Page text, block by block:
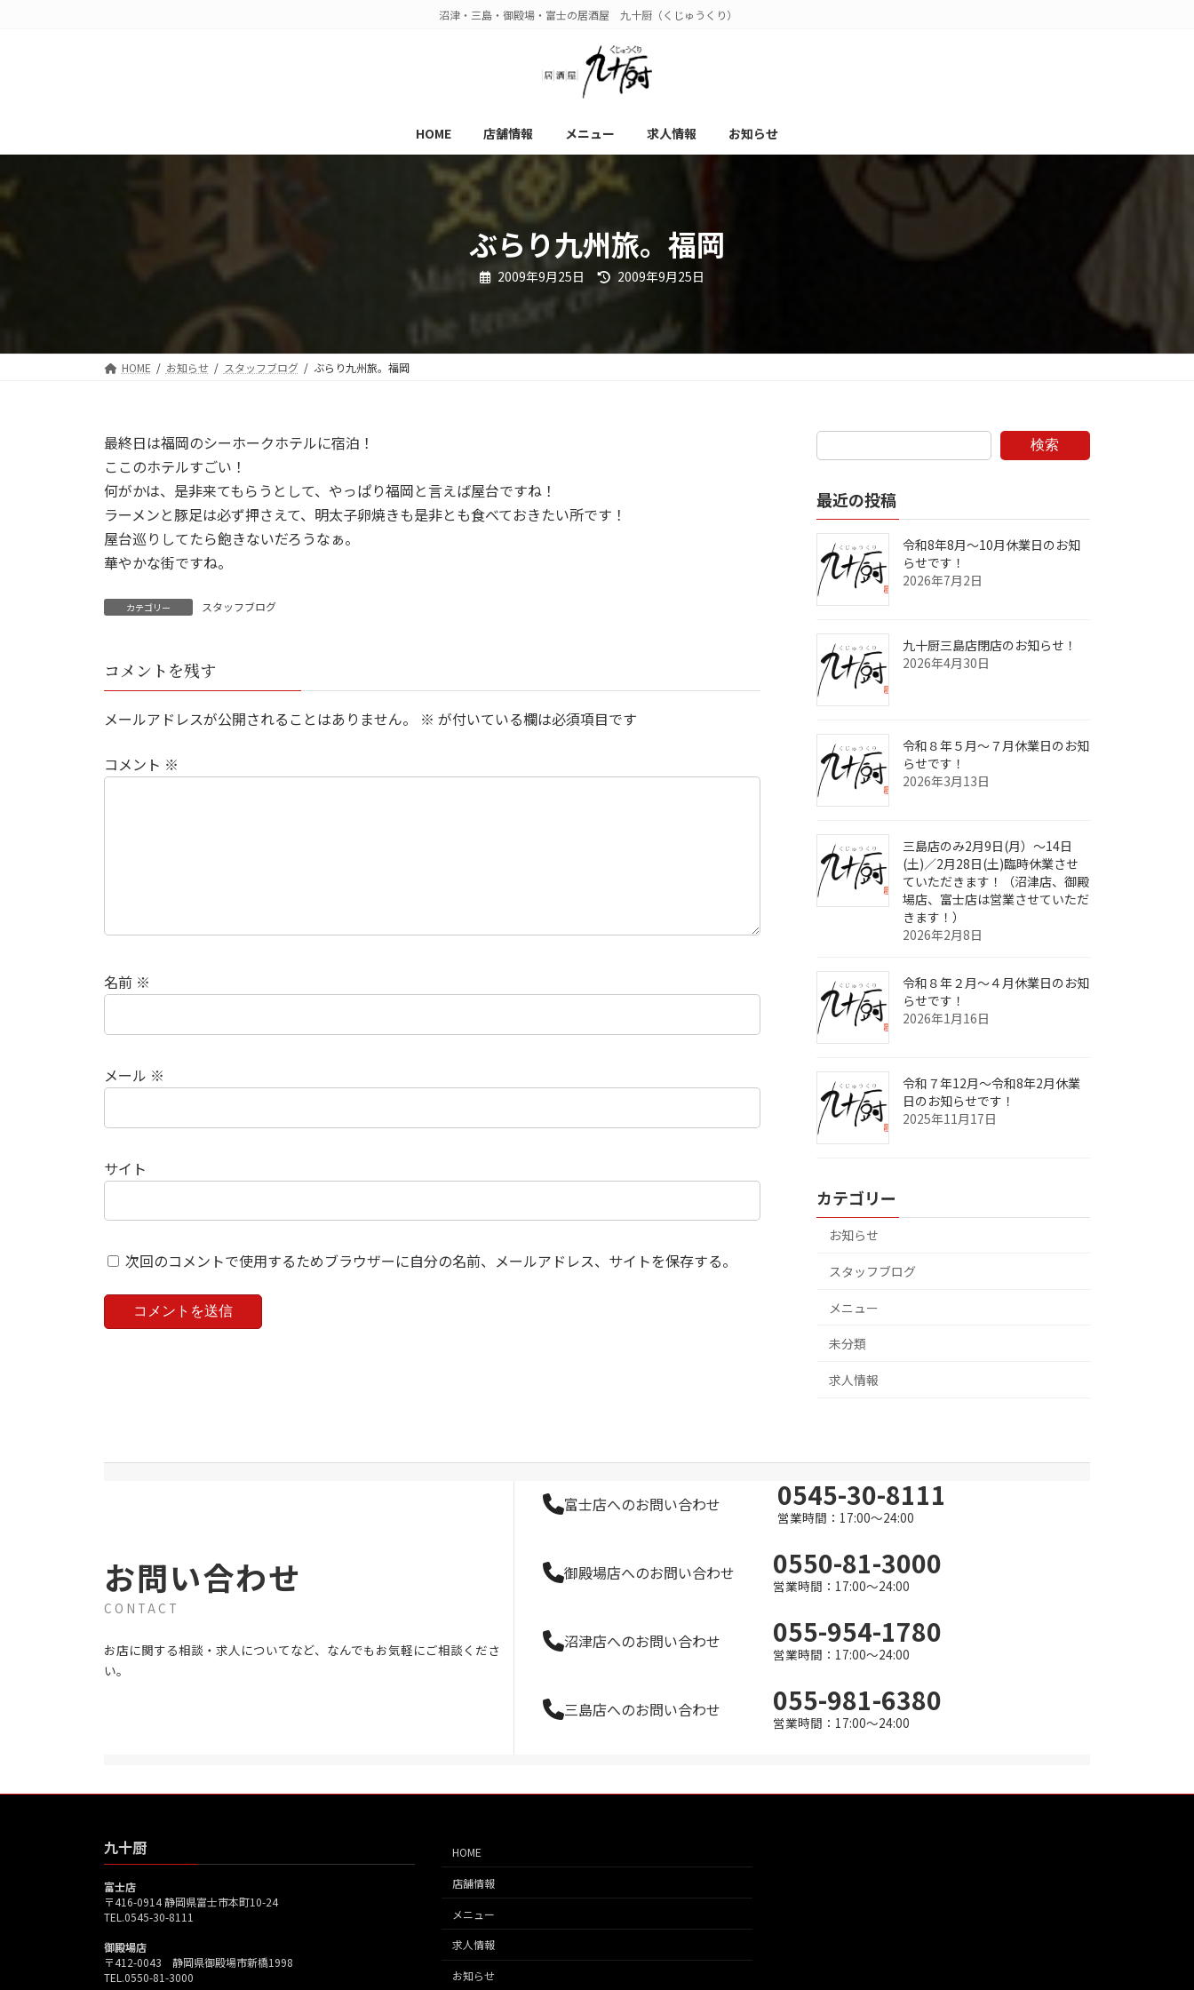
キ
ッ
プ
に
移
動
沼津・三島・御殿場・富士の居酒屋 九十厨（くじゅうくり）
HOME 店舗情報 メニュー 求人情報 お知らせ
ぶらり九州旅。福岡
2009年9月25日 最
:
2009年9月25日
HOME お知らせ スタッフブログ ぶらり九州旅。福岡
最終日は福岡のシーホークホテルに宿泊！
ここのホテルすごい！
何がかは、是非来てもらうとして、やっぱり福岡と言えば屋台ですね！
ラーメンと豚足は必ず押さえて、明太子卵焼きも是非とも食べておきたい所です！
屋台巡りしてたら飽きないだろうなぁ。
華やかな街ですね。
カテゴリー スタッフブログ
コメントを残す
メールアドレスが公開されることはありません。 ※ が付いている欄は必須項目です
コメント ※
名前 ※
メール ※
サイト
次回のコメントで使用するためブラウザーに自分の名前、メールアドレス、サイトを保存する。
検索
最近の投稿
令和8年8月～10月休業日のお知
らせです！
2026年7月2日
九十厨三島店閉店のお知らせ！
2026年4月30日
令和８年５月～７月休業日のお知
らせです！
2026年3月13日
三島店のみ2月9日(月）～14日
(土)／2月28日(土)臨時休業させ
ていただきます！（沼津店、御殿
場店、富士店は営業させていただ
きます！）
2026年2月8日
令和８年２月～４月休業日のお知
らせです！
2026年1月16日
令和７年12月～令和8年2月休業
日のお知らせです！
2025年11月17日
カテゴリー
お知らせ
スタッフブログ
メニュー
未分類
求人情報
お問い合わせ
CONTACT
お店に関する相談・求人についてなど、なんでもお気軽にご相談くださ
い。
富士店へのお問い合わせ 0545-30-8111
営業時間：17:00～24:00
御殿場店へのお問い合わせ 0550-81-3000
営業時間：17:00～24:00
沼津店へのお問い合わせ 055-954-1780
営業時間：17:00～24:00
三島店へのお問い合わせ 055-981-6380
営業時間：17:00～24:00
九十厨
富士店
〒416-0914 静岡県富士市本町10-24
TEL.0545-30-8111
御殿場店
〒412-0043 静岡県御殿場市新橋1998
TEL.0550-81-3000
HOME
店舗情報
メニュー
求人情報
お知らせ